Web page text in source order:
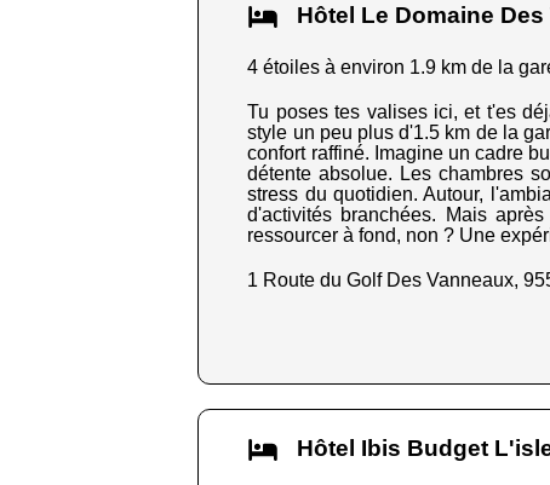
Hôtel Le Domaine
4 étoiles à environ 1.9 km de la
Tu poses tes valises ici, et t'es
style un peu plus d'1.5 km de la
confort raffiné. Imagine un cadre
détente absolue. Les chambres
stress du quotidien. Autour,
d'activités branchées. Mais
ressourcer à fond, non ? Une
1 Route du Golf Des Vanneaux,
Hôtel Ibis Budget